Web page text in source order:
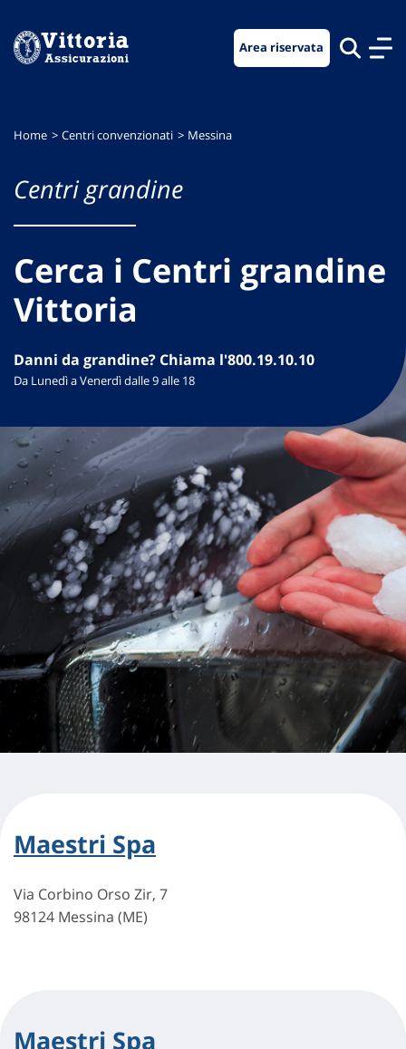
menu
contenuto
footer
Area riservata
Home Centri convenzionati Messina
Centri grandine
Cerca i Centri grandine
Vittoria
Danni da grandine? Chiama l'800.19.10.10
Da Lunedì a Venerdì dalle 9 alle 18
Maestri Spa
Via Corbino Orso Zir, 7
98124 Messina (ME)
Maestri Spa